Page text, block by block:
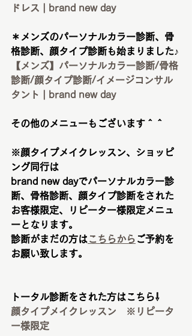
ドレス | brand new day
＊メンズのパーソナルカラー診断、骨
格診断、顔タイプ診断も始まりました♪
【メンズ】パーソナルカラー診断/骨格
診断/顔タイプ診断/イメージコンサル
タント | brand new day
その他のメニューもございます＾＾
※顔タイプメイクレッスン、ショッピ
ング同行は
brand new dayでパーソナルカラー診
断、骨格診断、顔タイプ診断をされた
お客様限定、リピーター様限定メニュ
ーとなります。
診断がまだの方はこちらから ご予約を
お願い致します。
トータル診断をされた方はこちら⇩
顔タイプメイクレッスン　※リピータ
ー様限定